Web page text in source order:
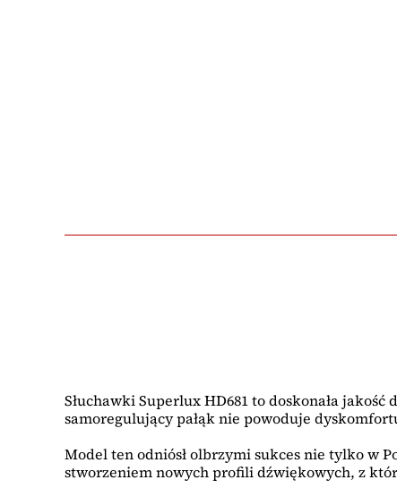
Słuchawki Superlux HD681 to doskonała
samoregulujący pałąk nie powoduje
Model ten odniósł olbrzymi sukces nie tylko w
stworzeniem nowych profili dźwiękowych, z